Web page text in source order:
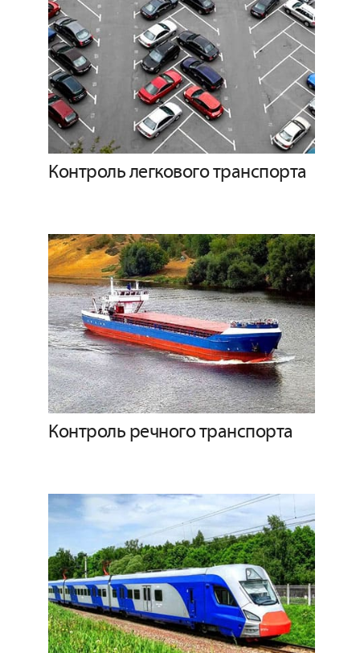
Контроль легкового транспорта
Контроль речного транспорта